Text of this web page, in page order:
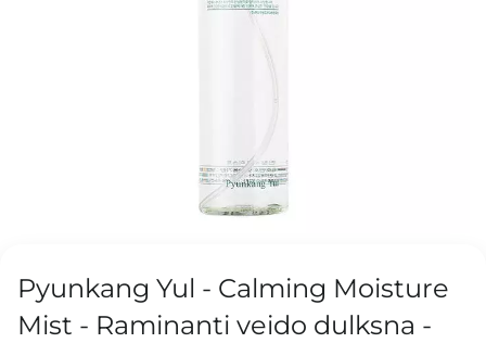
Pyunkang Yul - Calming Moisture
Mist - Raminanti veido dulksna -